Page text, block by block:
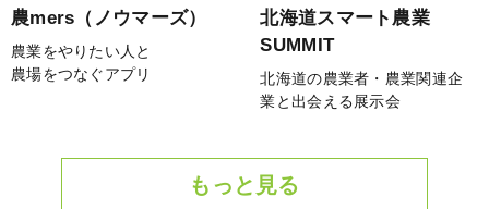
農mers（ノウマーズ）
農業をやりたい人と
農場をつなぐアプリ
北海道スマート農業
SUMMIT
北海道の農業者・農業関連企
業と出会える展示会
もっと見る